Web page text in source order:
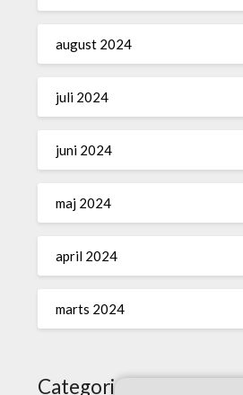
august 2024
juli 2024
juni 2024
maj 2024
april 2024
marts 2024
Categories